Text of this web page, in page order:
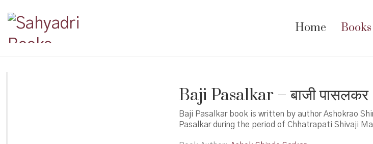
Home Books
Baji Pasalkar – बाजी पासलकर
Baji Pasalkar book is written by author Ashokrao
Pasalkar during the period of Chhatrapati Shivaji